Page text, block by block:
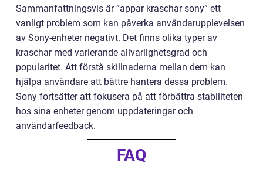
Sammanfattningsvis är ”appar kraschar sony” ett
vanligt problem som kan påverka användarupplevelsen
av Sony-enheter negativt. Det finns olika typer av
kraschar med varierande allvarlighetsgrad och
popularitet. Att förstå skillnaderna mellan dem kan
hjälpa användare att bättre hantera dessa problem.
Sony fortsätter att fokusera på att förbättra stabiliteten
hos sina enheter genom uppdateringar och
användarfeedback.
FAQ